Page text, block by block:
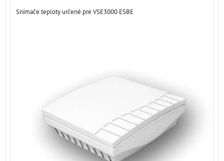
Snímače teploty určené pre VSE3000 ESBE